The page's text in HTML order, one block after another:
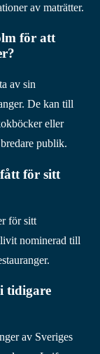
av maträtter.
för att
av sin
De kan till
eller
publik.
för sitt
för sitt
nominerad till
tidigare
av Sveriges